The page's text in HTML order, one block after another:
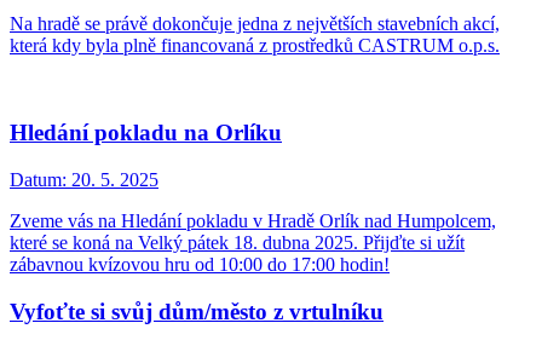
Na hradě se právě dokončuje jedna z největších stavebních akcí,
která kdy byla plně financovaná z prostředků CASTRUM o.p.s.
Hledání pokladu na Orlíku
Datum: 20. 5. 2025
Zveme vás na Hledání pokladu v Hradě Orlík nad Humpolcem,
které se koná na Velký pátek 18. dubna 2025. Přijďte si užít
zábavnou kvízovou hru od 10:00 do 17:00 hodin!
Vyfoťte si svůj dům/město z vrtulníku